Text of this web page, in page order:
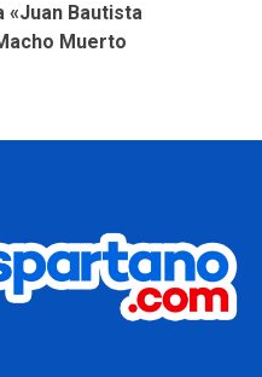
«Juan Bautista
Muerto